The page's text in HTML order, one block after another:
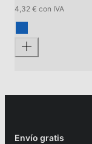
4,32 € con IVA
Envío gratis